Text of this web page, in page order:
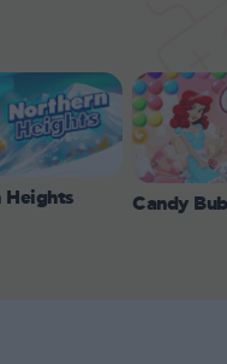
Candy